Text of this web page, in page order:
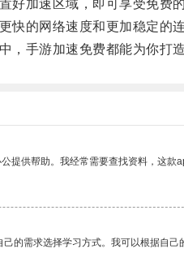
加速区域，即可享受免费的
的网络速度和更加稳定的连
手游加速免费都能为你打造
提供帮助。我经常需要查找资料，这款
的需求选择学习方式。我可以根据自己